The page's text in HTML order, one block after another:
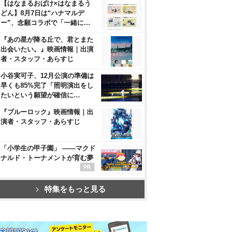
【はなまるおばけ×はなまるう
どん】8月7日は“ハナマルデ
ー”、念願コラボで「一緒に…
『あの星が降る丘で、君とまた
出会いたい。』映画情報｜出演
者・スタッフ・あらすじ
小谷実可子、12月公演の準備は
早くも85%完了「照明演出をし
たいという願望が確信に…
『ブルーロック』映画情報｜出
演者・スタッフ・あらすじ
「小学生の甲子園」 ――マクド
ナルド・トーナメントが育む夢
特集をもっと見る